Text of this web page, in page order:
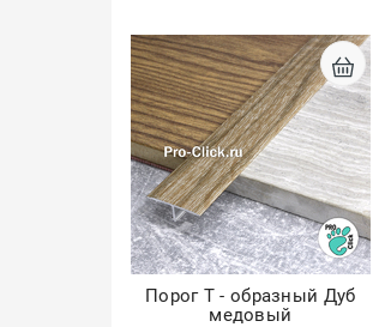
Порог Т - образный Дуб
медовый